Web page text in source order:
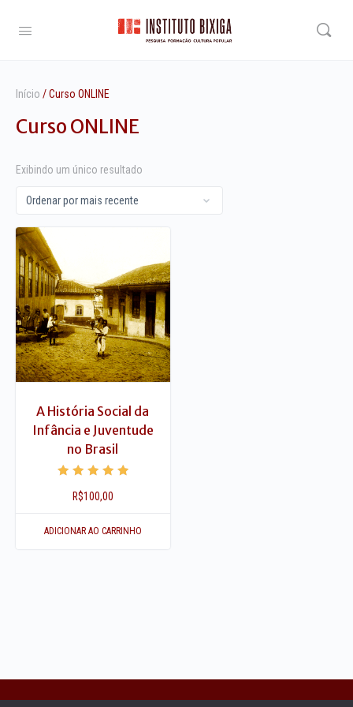
Início / Curso ONLINE
Curso ONLINE
Exibindo um único resultado
A História Social da
Infância e Juventude
no Brasil
5.00R$100,00
ADICIONAR AO CARRINHO